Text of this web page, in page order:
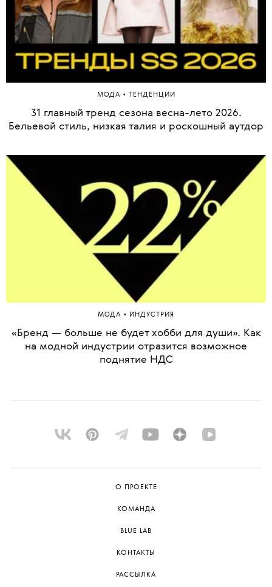
МОДА • ТЕНДЕНЦИИ
31 главный тренд сезона весна-лето 2026.
Бельевой стиль, низкая талия и роскошный аутдор
МОДА • ИНДУСТРИЯ
«Бренд — больше не будет хобби для души». Как
на модной индустрии отразится возможное
поднятие НДС
О ПРОЕКТЕ
КОМАНДА
BLUE LAB
КОНТАКТЫ
РАССЫЛКА